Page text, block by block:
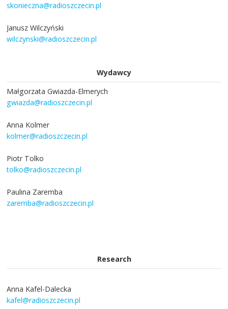
skonieczna@radioszczecin.pl
Janusz Wilczyński
wilczynski@radioszczecin.pl
Wydawcy
Małgorzata Gwiazda-Elmerych
gwiazda@radioszczecin.pl
Anna Kolmer
kolmer@radioszczecin.pl
Piotr Tolko
tolko@radioszczecin.pl
Paulina Zaremba
zaremba@radioszczecin.pl
Research
Anna Kafel-Dalecka
kafel@radioszczecin.pl